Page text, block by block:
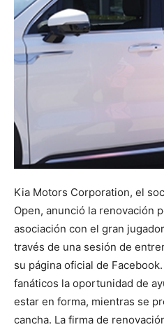
Kia Motors Corporation, el
Open, anunció la renovación
asociación con el gran
través de una sesión de
su página oficial de
fanáticos la oportunidad de
estar en forma, mientras se
cancha. La firma de